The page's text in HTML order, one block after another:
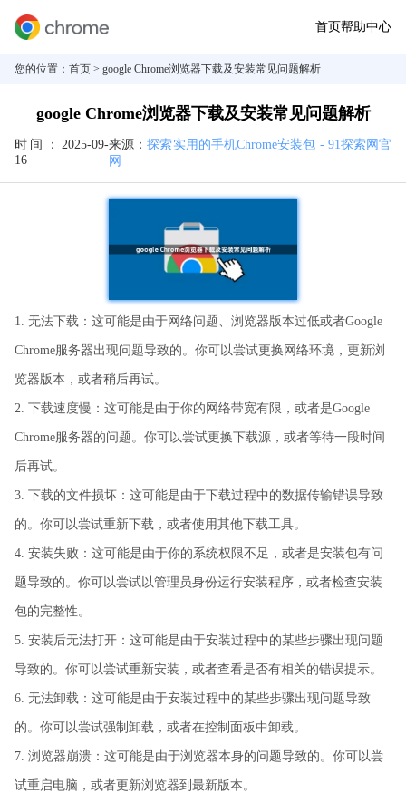
首页帮助中心
您的位置： 首页 > google Chrome浏览器下载及安装常见问题解析
google Chrome浏览器下载及安装常见问题解析
时间： 2025-09-
16
来源：探索实用的手机Chrome安装包 - 91探索网官
网
1. 无法下载：这可能是由于网络问题、浏览器版本过低或者Google
Chrome服务器出现问题导致的。你可以尝试更换网络环境，更新浏
览器版本，或者稍后再试。
2. 下载速度慢：这可能是由于你的网络带宽有限，或者是Google
Chrome服务器的问题。你可以尝试更换下载源，或者等待一段时间
后再试。
3. 下载的文件损坏：这可能是由于下载过程中的数据传输错误导致
的。你可以尝试重新下载，或者使用其他下载工具。
4. 安装失败：这可能是由于你的系统权限不足，或者是安装包有问
题导致的。你可以尝试以管理员身份运行安装程序，或者检查安装
包的完整性。
5. 安装后无法打开：这可能是由于安装过程中的某些步骤出现问题
导致的。你可以尝试重新安装，或者查看是否有相关的错误提示。
6. 无法卸载：这可能是由于安装过程中的某些步骤出现问题导致
的。你可以尝试强制卸载，或者在控制面板中卸载。
7. 浏览器崩溃：这可能是由于浏览器本身的问题导致的。你可以尝
试重启电脑，或者更新浏览器到最新版本。